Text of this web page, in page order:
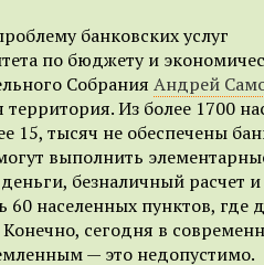
банковских услуг
по бюджету и
Собрания Андрей
Из более 1700
15, тысяч не обеспечены
выполнить
безналичный расчет и
60 населенных пунктов, где
сегодня в
— это недопустимо.